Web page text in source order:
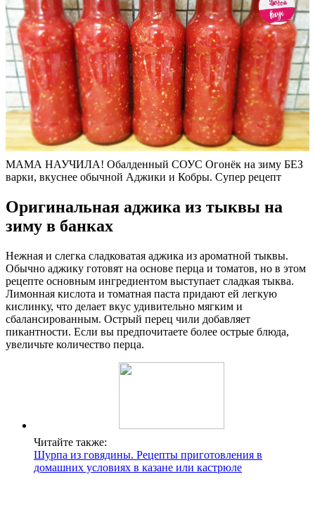
МАМА НАУЧИЛА! Обалденный СОУС Огонёк на зиму БЕЗ
варки, вкуснее обычной Аджики и Кобры. Супер рецепт
Оригинальная аджика из тыквы на
зиму в банках
Нежная и слегка сладковатая аджика из ароматной тыквы.
Обычно аджику готовят на основе перца и томатов, но в этом
рецепте основным ингредиентом выступает сладкая тыква.
Лимонная кислота и томатная паста придают ей легкую
кислинку, что делает вкус удивительно мягким и
сбалансированным. Острый перец чили добавляет
пикантности. Если вы предпочитаете более острые блюда,
увеличьте количество перца.
Читайте также:
Шурпа из говядины. Рецепты приготовления в
домашних условиях в казане или кастрюле